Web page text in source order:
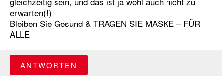
erwarten(!)
Bleiben Sie Gesund & TRAGEN SIE MASKE – FÜR
ALLE
ANTWORTEN